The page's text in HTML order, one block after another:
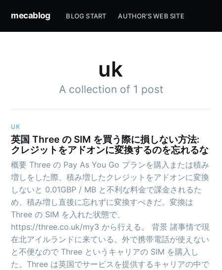
mecablog BLOG START AUTHOR'S WEB SITE
uk
A collection of 1 post
UK
英国 Three の SIM を買う際に損しない方法:
クレジットをアドオンに変換するのを忘れるな
概要 Three の Pay As You Go プランを購入または積み
増しをした際、積み増したクレジットをアドオンに変換
しないと 0.01GBP / MB と不利な料金で課金されるた
め、積み増し直後に忘れずに変換すべきだ。変換は
Three の SIM を入れた状態で、
https://three.co.uk/my3 から行える。 背景 諸事情で現
在北アイルランドに来ている。外で携帯電話が使えない
と不便なので Three というキャリアの SIM を購入し
た。Three は英国でサービスを提供するキャリアの中で